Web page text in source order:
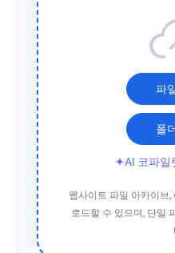
파
폴
✦AI 코파일
웹사이트 파일 아카이브,
로드할 수 있으며, 단일